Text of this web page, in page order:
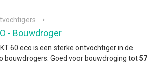
- Bouwdroger
60 eco is een sterke ontvochtiger in de
bouwdrogers. Goed voor bouwdroging tot57